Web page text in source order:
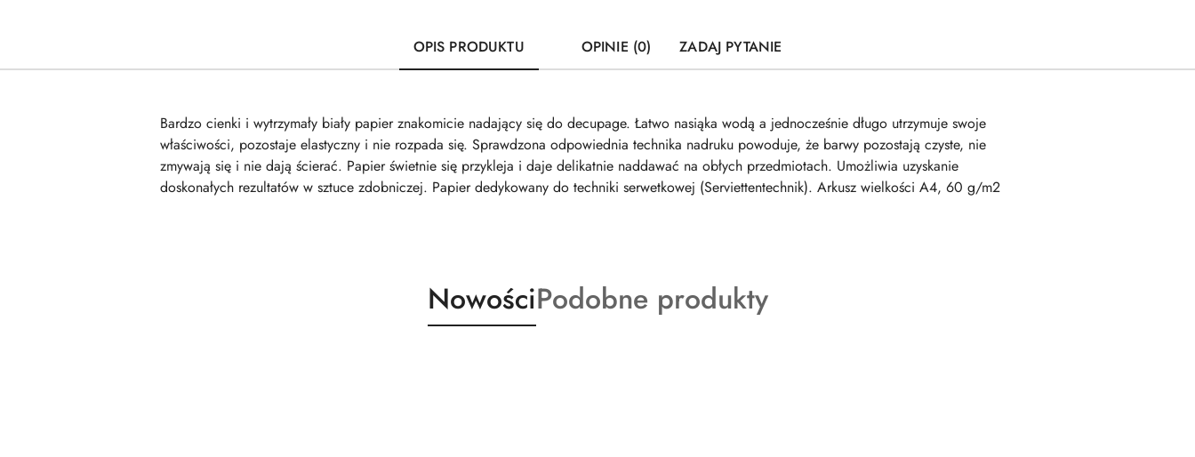
OPIS PRODUKTU OPINIE (0) ZADAJ PYTANIE
Bardzo cienki i wytrzymały biały papier znakomicie nadający się do decupage. Łatwo nasiąka wodą a jednocześnie długo utrzymuje swoje
właściwości, pozostaje elastyczny i nie rozpada się. Sprawdzona odpowiednia technika nadruku powoduje, że barwy pozostają czyste, nie
zmywają się i nie dają ścierać. Papier świetnie się przykleja i daje delikatnie naddawać na obłych przedmiotach. Umożliwia uzyskanie
doskonałych rezultatów w sztuce zdobniczej. Papier dedykowany do techniki serwetkowej (Serviettentechnik). Arkusz wielkości A4, 60 g/m2
Produkty
o
NowościProdukty
o
Podobne produkty